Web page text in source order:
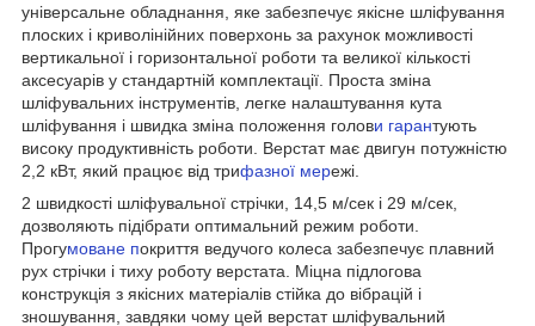
універсальне обладнання, яке забезпечує якісне шліфування
плоских і криволінійних поверхонь за рахунок можливості
вертикальної і горизонтальної роботи та великої кількості
аксесуарів у стандартній комплектації. Проста зміна
шліфувальних інструментів, легке налаштування кута
шліфування і швидка зміна положення голови гарантують
високу продуктивність роботи. Верстат має двигун потужністю
2,2 кВт, який працює від трифазної мережі.
2 швидкості шліфувальної стрічки, 14,5 м/сек і 29 м/сек,
дозволяють підібрати оптимальний режим роботи.
Прогумоване покриття ведучого колеса забезпечує плавний
рух стрічки і тиху роботу верстата. Міцна підлогова
конструкція з якісних матеріалів стійка до вібрацій і
зношування, завдяки чому цей верстат шліфувальний